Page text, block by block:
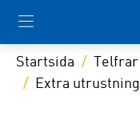
Startsida Telfrar
Extra utrustning